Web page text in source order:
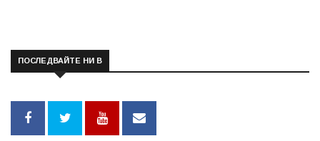
ПОСЛЕДВАЙТЕ НИ В